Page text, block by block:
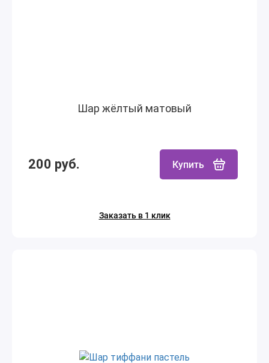
Шар жёлтый матовый
200 руб. Купить
Заказать в 1 клик